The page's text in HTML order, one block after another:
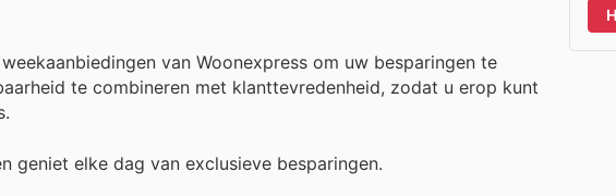
van Woonexpress om uw besparingen te
te combineren met klanttevredenheid, zodat u erop kunt
geniet elke dag van exclusieve besparingen.